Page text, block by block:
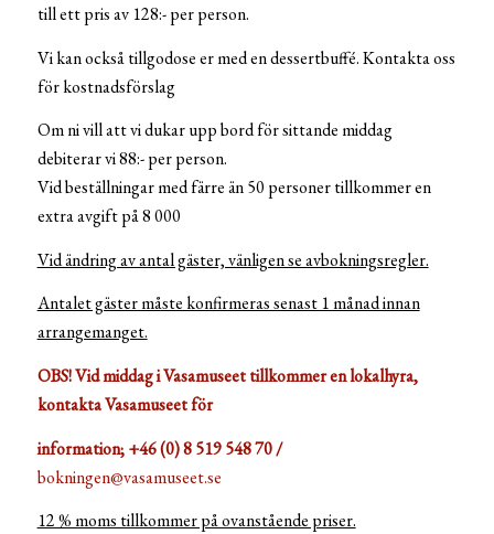
till ett pris av 128:- per person.
Vi kan också tillgodose er med en dessertbuffé. Kontakta oss
för kostnadsförslag
Om ni vill att vi dukar upp bord för sittande middag
debiterar vi 88:- per person.
Vid beställningar med färre än 50 personer tillkommer en
extra avgift på 8 000
Vid ändring av antal gäster, vänligen se avbokningsregler.
Antalet gäster måste konfirmeras senast 1 månad innan
arrangemanget.
OBS! Vid middag i Vasamuseet tillkommer en lokalhyra,
kontakta Vasamuseet för
information; +46 (0) 8 519 548 70 /
bokningen@vasamuseet.se
12 % moms tillkommer på ovanstående priser.